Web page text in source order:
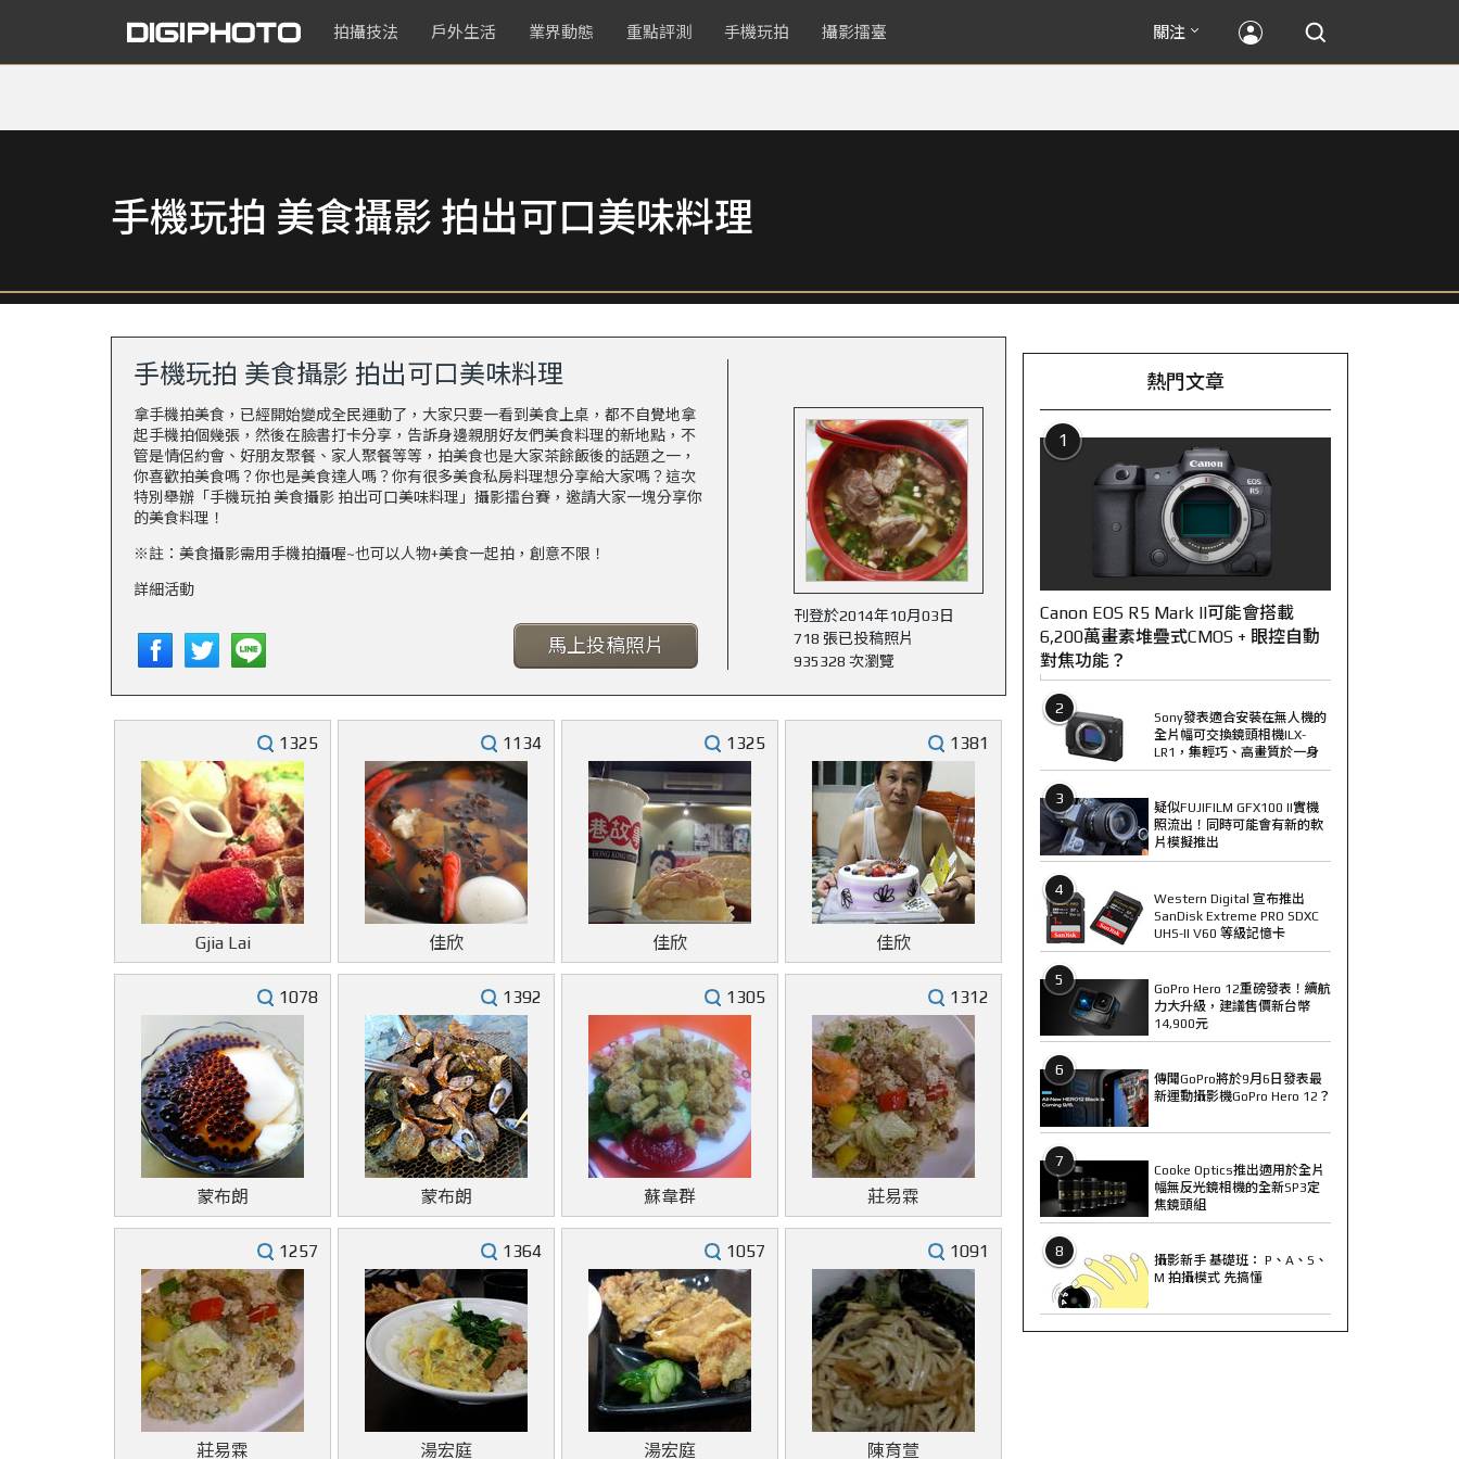
拍攝技法 戶外生活 業界動態 重點評測 手機玩拍 攝影擂臺 關注
手機玩拍 美食攝影 拍出可口美味料理
手機玩拍 美食攝影 拍出可口美味料理
拿手機拍美食，已經開始變成全民運動了，大家只要一看到美食上桌，都不自覺地拿
起手機拍個幾張，然後在臉書打卡分享，告訴身邊親朋好友們美食料理的新地點，不
管是情侶約會、好朋友聚餐、家人聚餐等等，拍美食也是大家茶餘飯後的話題之一，
你喜歡拍美食嗎？你也是美食達人嗎？你有很多美食私房料理想分享給大家嗎？這次
特別舉辦「手機玩拍 美食攝影 拍出可口美味料理」攝影擂台賽，邀請大家一塊分享你
的美食料理！
※註：美食攝影需用手機拍攝喔~也可以人物+美食一起拍，創意不限！
詳細活動
馬上投稿照片
刊登於2014年10月03日
718 張已投稿照片
935328 次瀏覽
1325
Gjia Lai
1134
佳欣
1325
佳欣
1381
佳欣
1078
蒙布朗
1392
蒙布朗
1305
蘇韋群
1312
莊易霖
1257
莊易霖
1364
湯宏庭
1057
湯宏庭
1091
陳育萱
熱門文章
1
Canon EOS R5 Mark II可能會搭載
6,200萬畫素堆疊式CMOS + 眼控自動
對焦功能？
2
Sony發表適合安裝在無人機的
全片幅可交換鏡頭相機ILX-
LR1，集輕巧、高畫質於一身
3
疑似FUJIFILM GFX100 II實機
照流出！同時可能會有新的軟
片模擬推出
4
Western Digital 宣布推出
SanDisk Extreme PRO SDXC
UHS-II V60 等級記憶卡
5
GoPro Hero 12重磅發表！續航
力大升級，建議售價新台幣
14,900元
6
傳聞GoPro將於9月6日發表最
新運動攝影機GoPro Hero 12？
7
Cooke Optics推出適用於全片
幅無反光鏡相機的全新SP3定
焦鏡頭組
8
攝影新手 基礎班： P、A、S、
M 拍攝模式 先搞懂